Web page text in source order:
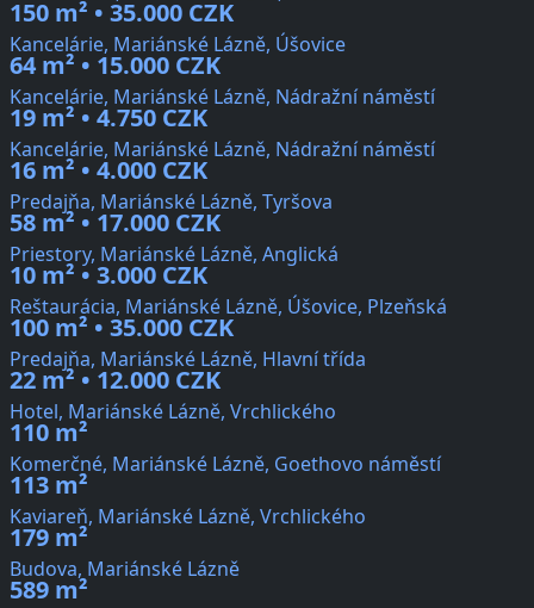
150 m² • 35.000 CZK
Kancelárie, Mariánské Lázně, Úšovice
64 m² • 15.000 CZK
Kancelárie, Mariánské Lázně, Nádražní náměstí
19 m² • 4.750 CZK
Kancelárie, Mariánské Lázně, Nádražní náměstí
16 m² • 4.000 CZK
Predajňa, Mariánské Lázně, Tyršova
58 m² • 17.000 CZK
Priestory, Mariánské Lázně, Anglická
10 m² • 3.000 CZK
Reštaurácia, Mariánské Lázně, Úšovice, Plzeňská
100 m² • 35.000 CZK
Predajňa, Mariánské Lázně, Hlavní třída
22 m² • 12.000 CZK
Hotel, Mariánské Lázně, Vrchlického
110 m²
Komerčné, Mariánské Lázně, Goethovo náměstí
113 m²
Kaviareň, Mariánské Lázně, Vrchlického
179 m²
Budova, Mariánské Lázně
589 m²